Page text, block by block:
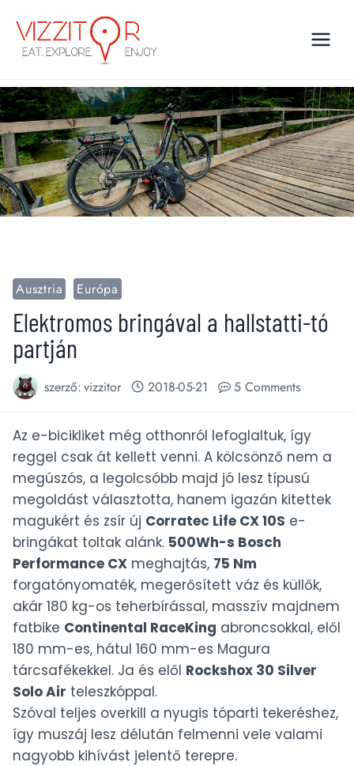
content
Ausztria Európa
Elektromos bringával a hallstatti-tó
partján
szerző:vizzitor 2018-05-21 5 Comments
Az e-bicikliket még otthonról lefoglaltuk, így
reggel csak át kellett venni. A kölcsönző nem a
megúszós, a legolcsóbb majd jó lesz típusú
megoldást választotta, hanem igazán kitettek
magukért és zsír új Corratec Life CX 10S e-
bringákat toltak alánk. 500Wh-s Bosch
Performance CX meghajtás, 75 Nm
forgatónyomaték, megerősített váz és küllők,
akár 180 kg-os teherbírással, masszív majdnem
fatbike Continental RaceKing abroncsokkal, elől
180 mm-es, hátul 160 mm-es Magura
tárcsafékekkel. Ja és elől Rockshox 30 Silver
Solo Air teleszkóppal.
Szóval teljes overkill a nyugis tóparti tekeréshez,
így muszáj lesz délután felmenni vele valami
nagyobb kihívást jelentő terepre.